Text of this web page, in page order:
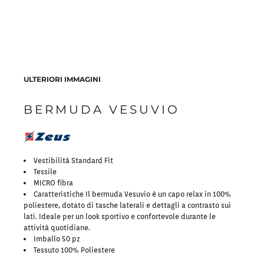
ULTERIORI IMMAGINI
BERMUDA VESUVIO
Vestibilità Standard Fit
Tessile
MICRO fibra
Caratteristiche Il bermuda Vesuvio è un capo relax in 100%
poliestere, dotato di tasche laterali e dettagli a contrasto sui
lati. Ideale per un look sportivo e confortevole durante le
attività quotidiane.
Imballo 50 pz
Tessuto 100% Poliestere